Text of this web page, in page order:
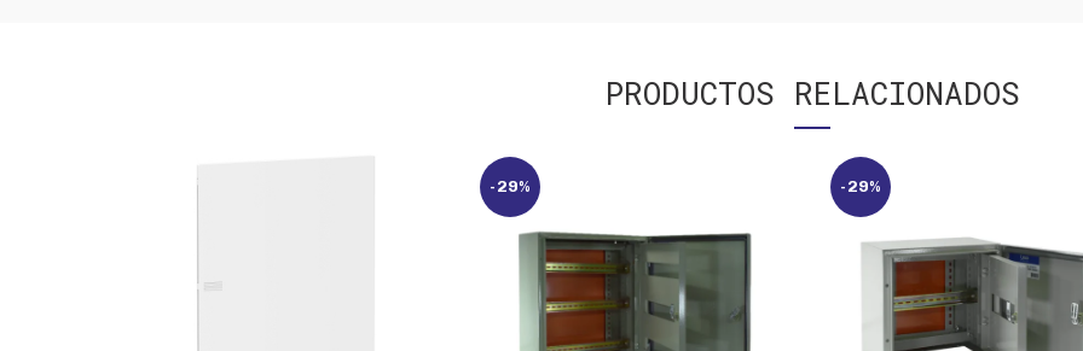
PRODUCTOS RELACIONADOS
-29% -29%